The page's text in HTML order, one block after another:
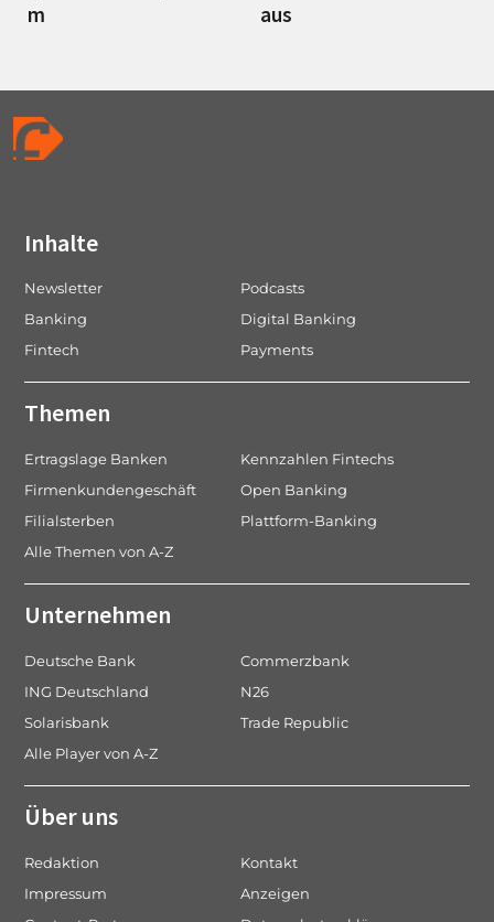
m
aus
Inhalte
Newsletter
Podcasts
Banking
Digital Banking
Fintech
Payments
Themen
Ertragslage Banken
Kennzahlen Fintechs
Firmenkundengeschäft
Open Banking
Filialsterben
Plattform-Banking
Alle Themen von A-Z
Unternehmen
Deutsche Bank
Commerzbank
ING Deutschland
N26
Solarisbank
Trade Republic
Alle Player von A-Z
Über uns
Redaktion
Kontakt
Impressum
Anzeigen